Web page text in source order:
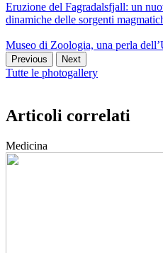
Eruzione del Fagradalsfjall: un
dinamiche delle sorgenti
Museo di Zoologia, una perla
Previous Next
Tutte le photogallery
Articoli correlati
Medicina